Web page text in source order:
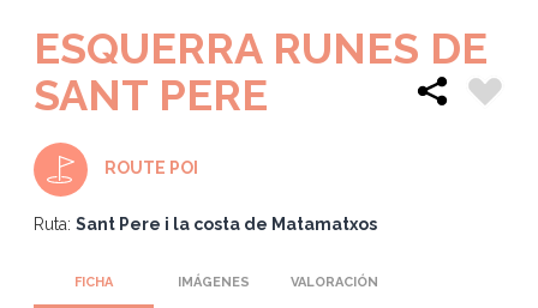
ESQUERRA RUNES DE
SANT PERE
ROUTE POI
Ruta: Sant Pere i la costa de Matamatxos
FICHA IMÁGENES VALORACIÓN